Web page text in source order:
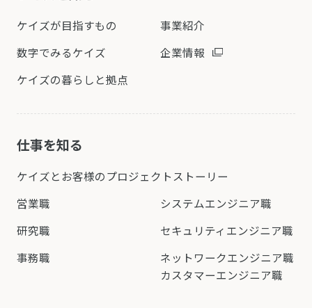
ケイズが目指すもの
事業紹介
数字でみるケイズ
企業情報
ケイズの暮らしと拠点
仕事を知る
ケイズとお客様のプロジェクトストーリー
営業職
システムエンジニア職
研究職
セキュリティエンジニア職
事務職
ネットワークエンジニア職
カスタマーエンジニア職